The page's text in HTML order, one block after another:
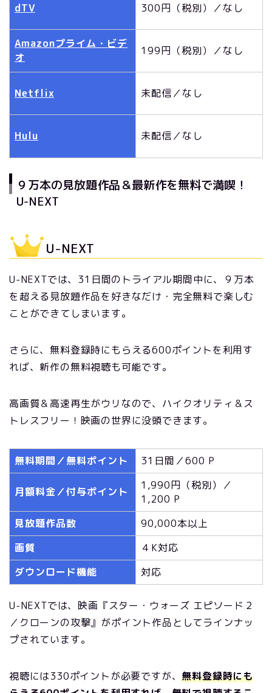
dTV 300円（税別）／なし
Amazonプライム・ビデ
オ
199円（税別）／なし
Netflix 未配信／なし
Hulu 未配信／なし
９万本の見放題作品＆最新作を無料で満喫！
U-NEXT
U-NEXT
U-NEXTでは、31日間のトライアル期間中に、９万本
を超える見放題作品を好きなだけ・完全無料で楽しむ
ことができてしまいます。
さらに、無料登録時にもらえる600ポイントを利用す
れば、新作の無料視聴も可能です。
高画質＆高速再生がウリなので、ハイクオリティ＆ス
トレスフリー！映画の世界に没頭できます。
無料期間／無料ポイント 31日間／600 P
月額料金／付与ポイント
1,990円（税別）／
1,200 P
見放題作品数
90,000本以上
画質
４K対応
ダウンロード機能
対応
U-NEXTでは、映画『スター・ウォーズ エピソード２
／クローンの攻撃』がポイント作品としてラインナッ
プされています。
視聴には330ポイントが必要ですが、無料登録時にも